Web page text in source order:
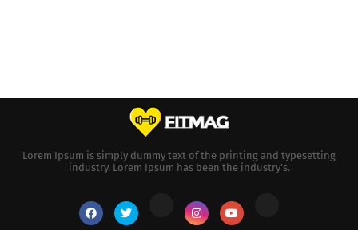
Lorem Ipsum is simply dummy text of the printing and typesetting
industry. Lorem Ipsum has been the industry's.